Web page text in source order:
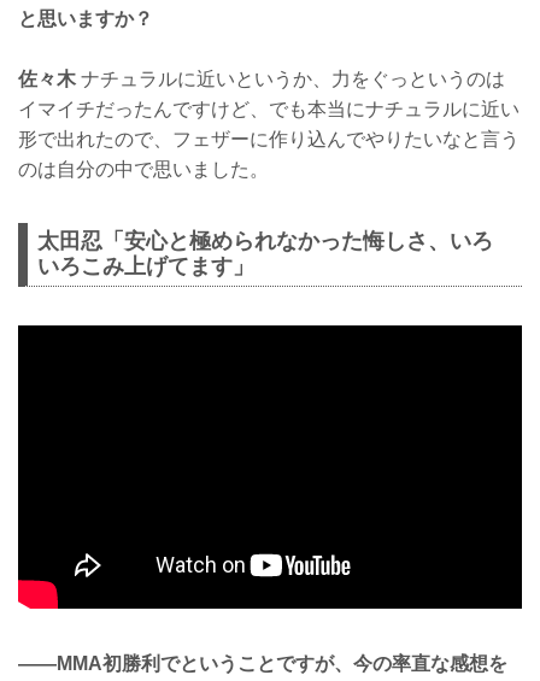
と思いますか？
佐々木 ナチュラルに近いというか、力をぐっというのは
イマイチだったんですけど、でも本当にナチュラルに近い
形で出れたので、フェザーに作り込んでやりたいなと言う
のは自分の中で思いました。
太田忍「安心と極められなかった悔しさ、いろ
いろこみ上げてます」
——MMA初勝利でということですが、今の率直な感想を